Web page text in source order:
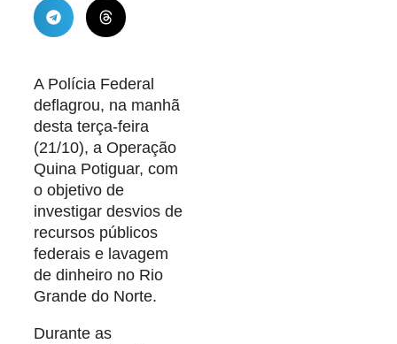
A Polícia Federal
deflagrou, na manhã
desta terça-feira
(21/10), a Operação
Quina Potiguar, com
o objetivo de
investigar desvios de
recursos públicos
federais e lavagem
de dinheiro no Rio
Grande do Norte.
Durante as